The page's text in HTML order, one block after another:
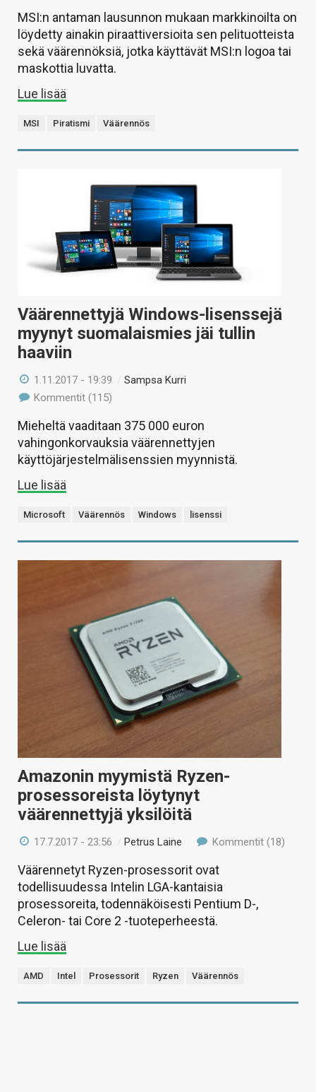
MSI:n antaman lausunnon mukaan markkinoilta on
löydetty ainakin piraattiversioita sen pelituotteista
sekä väärennöksiä, jotka käyttävät MSI:n logoa tai
maskottia luvatta.
Lue lisää
MSI Piratismi Väärennös
Väärennettyjä Windows-lisenssejä
myynyt suomalaismies jäi tullin
haaviin
1.11.2017 - 19:39 /Sampsa Kurri
Kommentit (115)
Mieheltä vaaditaan 375 000 euron
vahingonkorvauksia väärennettyjen
käyttöjärjestelmälisenssien myynnistä.
Lue lisää
Microsoft Väärennös Windows lisenssi
Amazonin myymistä Ryzen-
prosessoreista löytynyt
väärennettyjä yksilöitä
17.7.2017 - 23:56 /Petrus Laine Kommentit (18)
Väärennetyt Ryzen-prosessorit ovat
todellisuudessa Intelin LGA-kantaisia
prosessoreita, todennäköisesti Pentium D-,
Celeron- tai Core 2 -tuoteperheestä.
Lue lisää
AMD Intel Prosessorit Ryzen Väärennös